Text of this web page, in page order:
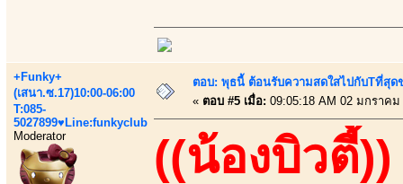
+Funky+
(เสนา.ซ.17)10:00-06:00
T:085-
5027899♥Line:funkyclub
Moderator
ตอบ: พุธนี้ ต้อนรับความสดใสไปกับTที่สุด
« ตอบ #5 เมื่อ: 09:05:18 AM 02 มกราคม
((น้องบิวตี้))